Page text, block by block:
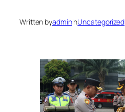
Written byadmininUncategorized